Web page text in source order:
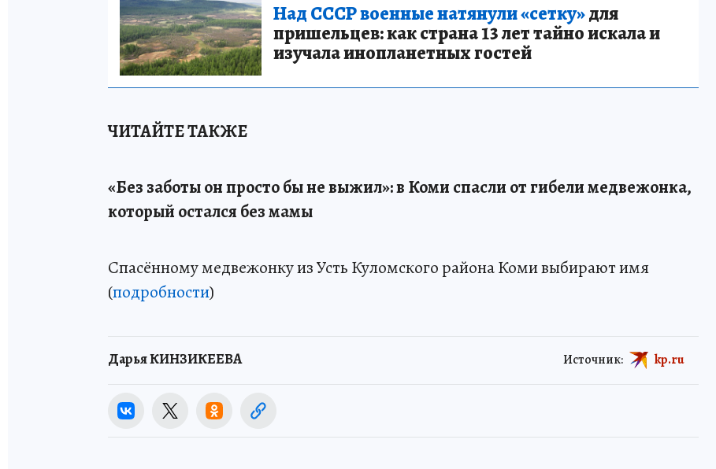
Над СССР военные натянули «сетку»для
пришельцев: как страна 13 лет тайно искала и
изучала инопланетных гостей
ЧИТАЙТЕ ТАКЖЕ
«Без заботы он просто бы не выжил»: в Коми спасли от гибели медвежонка,
который остался без мамы
Спасённому медвежонку из Усть Куломского района Коми выбирают имя
(подробности)
Дарья КИНЗИКЕЕВА Источник: kp.ru